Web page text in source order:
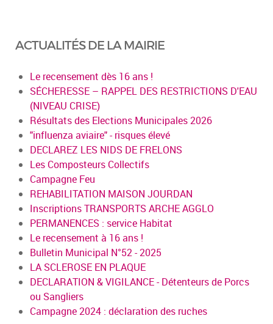
ACTUALITÉS DE LA MAIRIE
Le recensement dès 16 ans !
SÉCHERESSE – RAPPEL DES RESTRICTIONS D'EAU
(NIVEAU CRISE)
Résultats des Elections Municipales 2026
"influenza aviaire" - risques élevé
DECLAREZ LES NIDS DE FRELONS
Les Composteurs Collectifs
Campagne Feu
REHABILITATION MAISON JOURDAN
Inscriptions TRANSPORTS ARCHE AGGLO
PERMANENCES : service Habitat
Le recensement à 16 ans !
Bulletin Municipal N°52 - 2025
LA SCLEROSE EN PLAQUE
DECLARATION & VIGILANCE - Détenteurs de Porcs
ou Sangliers
Campagne 2024 : déclaration des ruches